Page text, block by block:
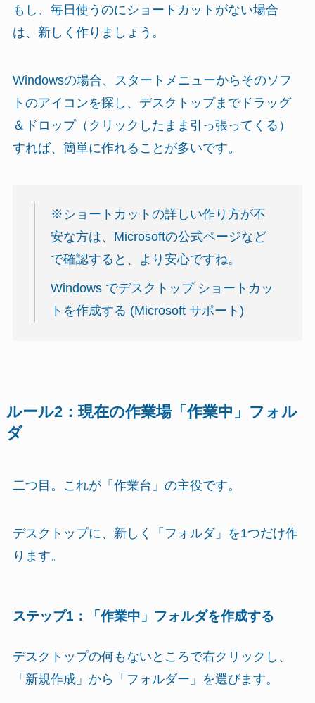
もし、毎日使うのにショートカットがない場合
は、新しく作りましょう。
Windowsの場合、スタートメニューからそのソフ
トのアイコンを探し、デスクトップまでドラッグ
＆ドロップ（クリックしたまま引っ張ってくる）
すれば、簡単に作れることが多いです。
※ショートカットの詳しい作り方が不
安な方は、Microsoftの公式ページなど
で確認すると、より安心ですね。
Windows でデスクトップ ショートカッ
トを作成する (Microsoft サポート)
ルール2：現在の作業場「作業中」フォル
ダ
二つ目。これが「作業台」の主役です。
デスクトップに、新しく「フォルダ」を1つだけ作
ります。
ステップ1：「作業中」フォルダを作成する
デスクトップの何もないところで右クリックし、
「新規作成」から「フォルダー」を選びます。